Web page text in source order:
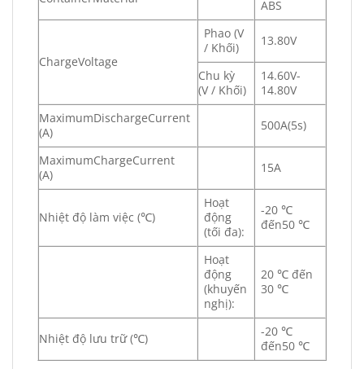
ABS
ChargeVoltage
Phao (V
/ Khối)
13.80V
Chu kỳ
(V / Khối)
14.60V-
14.80V
MaximumDischargeCurrent
(A)
500A(5s)
MaximumChargeCurrent
(A)
15A
Nhiệt độ làm việc (℃)
Hoạt
động
(tối đa):
-20 ℃
đến50 ℃
Hoạt
động
(khuyến
nghị):
20 ℃ đến
30 ℃
Nhiệt độ lưu trữ (℃)
-20 ℃
đến50 ℃